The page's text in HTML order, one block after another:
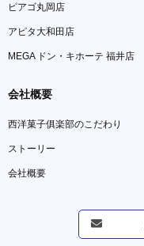
ピアゴ丸岡店
アピタ大和田店
MEGA ドン・キホーテ 福井店
会社概要
西洋菓子俱楽部のこだわり
ストーリー
会社概要